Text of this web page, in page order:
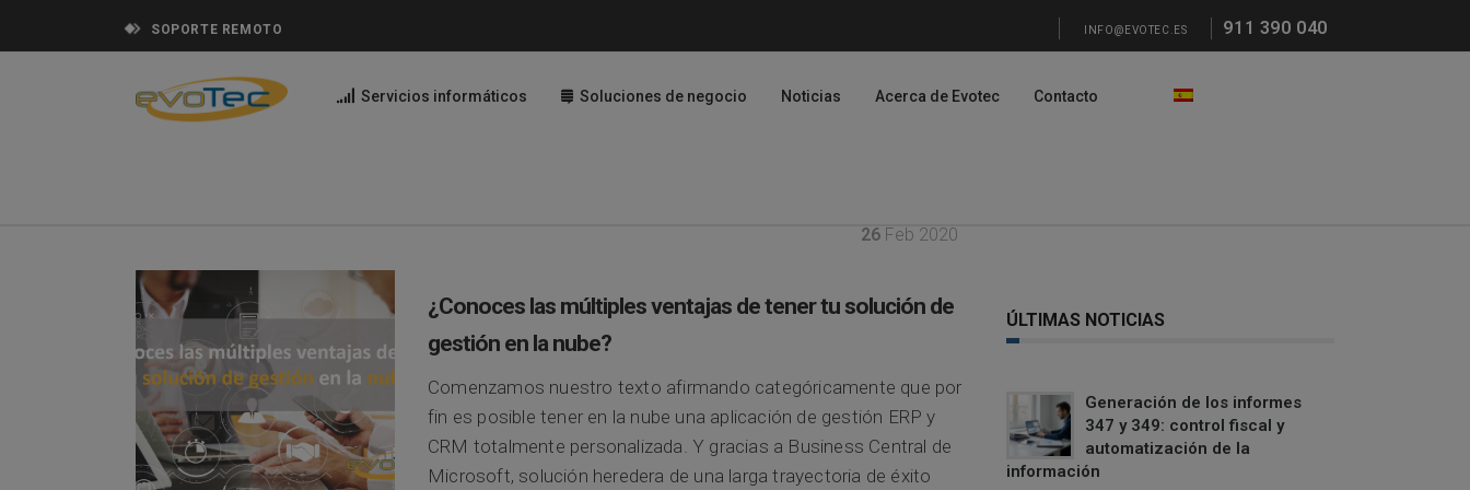
SOPORTE REMOTO INFO@EVOTEC.ES 911 390 040
Servicios informáticos Soluciones de negocio Noticias Acerca de Evotec Contacto
26 Feb 2020
¿Conoces las múltiples ventajas de tener tu solución de
gestión en la nube?
Comenzamos nuestro texto afirmando categóricamente que por
fin es posible tener en la nube una aplicación de gestión ERP y
CRM totalmente personalizada. Y gracias a Business Central de
Microsoft, solución heredera de una larga trayectoria de éxito
ÚLTIMAS NOTICIAS
Generación de los informes
347 y 349: control fiscal y
automatización de la
información